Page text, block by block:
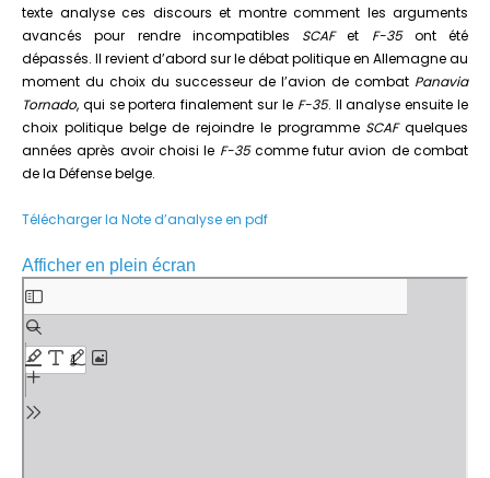
texte analyse ces discours et montre comment les arguments
avancés pour rendre incompatibles SCAFet F-35ont été
dépassés. Il revient d’abord sur le débat politique en Allemagne au
moment du choix du successeur de l’avion de combat Panavia
Tornado, qui se portera finalement sur le F-35. Il analyse ensuite le
choix politique belge de rejoindre le programme SCAFquelques
années après avoir choisi le F-35comme futur avion de combat
de la Défense belge.
Télécharger la Note d’analyse en pdf
Afficher en plein écran
Aller
au
contenu
PDF